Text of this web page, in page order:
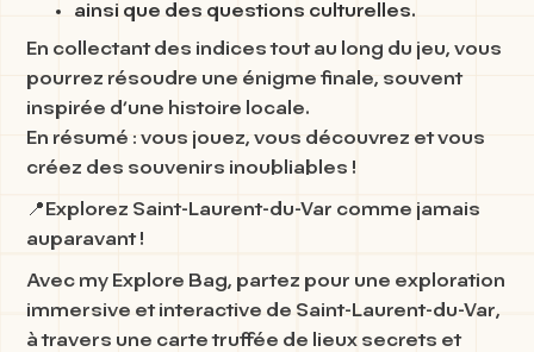
ainsi que des questions culturelles.
En collectant des indices tout au long du jeu, vous
pourrez résoudre une énigme finale, souvent
inspirée d’une histoire locale.
En résumé : vous jouez, vous découvrez et vous
créez des souvenirs inoubliables !
📍 Explorez Saint-Laurent-du-Var comme jamais
auparavant !
Avec my Explore Bag, partez pour une exploration
immersive et interactive de Saint-Laurent-du-Var,
à travers une carte truffée de lieux secrets et